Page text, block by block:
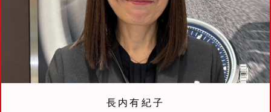
長内有紀子